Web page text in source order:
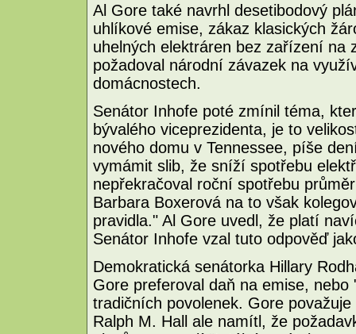
Al Gore také navrhl desetibodový
uhlíkové emise, zákaz klasických
uhelných elektráren bez zařízení na
požadoval národní závazek na
domácnostech.
Senátor Inhofe poté zmínil téma,
bývalého viceprezidenta, je to
nového domu v Tennessee, píše
vymámit slib, že sníží spotřebu
nepřekračoval roční spotřebu
Barbara Boxerová na to však
pravidla." Al Gore uvedl, že platí
Senátor Inhofe vzal tuto odpověď
Demokratická senátorka Hillary
Gore preferoval daň na emise,
tradičních povolenek. Gore
Ralph M. Hall ale namítl, že